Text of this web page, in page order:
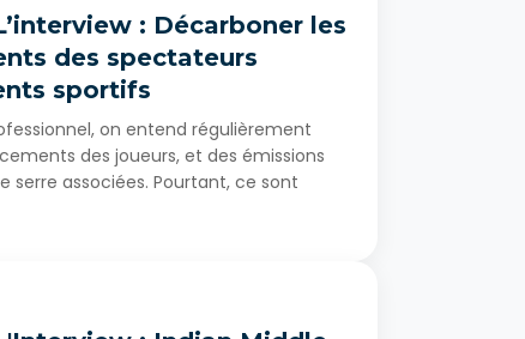
: Décarboner les
des spectateurs
sportifs
on entend régulièrement
des joueurs, et des émissions
serre associées. Pourtant, ce sont